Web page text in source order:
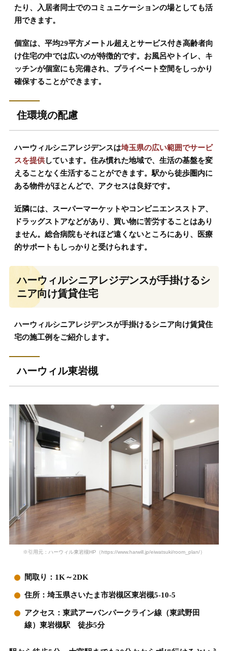
たり、入居者同士でのコミュニケーションの場としても活
用できます。
個室は、平均29平方メートル超えとサービス付き高齢者向
け住宅の中では広いのが特徴的です。お風呂やトイレ、キ
ッチンが個室にも完備され、プライベート空間をしっかり
確保することができます。
住環境の配慮
ハーウィルシニアレジデンスは埼玉県の広い範囲でサービ
スを提供しています。住み慣れた地域で、生活の基盤を変
えることなく生活することができます。駅から徒歩圏内に
ある物件がほとんどで、アクセスは良好です。
近隣には、スーパーマーケットやコンビニエンスストア、
ドラッグストアなどがあり、買い物に苦労することはあり
ません。総合病院もそれほど遠くないところにあり、医療
的サポートもしっかりと受けられます。
ハーウィルシニアレジデンスが手掛けるシ
ニア向け賃貸住宅
ハーウィルシニアレジデンスが手掛けるシニア向け賃貸住
宅の施工例をご紹介します。
ハーウィル東岩槻
※引用元：ハーウィル東岩槻HP（https://www.harwill.jp/eiwatsuki/room_plan/）
間取り：1K～2DK
住所：埼玉県さいたま市岩槻区東岩槻5-10-5
アクセス：東武アーバンパークライン線（東武野田
線）東岩槻駅 徒歩5分